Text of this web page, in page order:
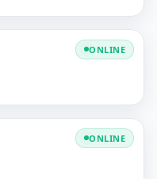
ONLINE
ONLINE